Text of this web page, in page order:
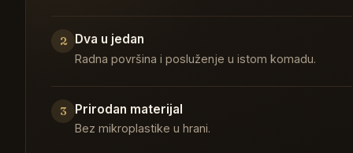
2 Dva u jedan
Radna površina i posluženje u istom komadu.
3 Prirodan materijal
Bez mikroplastike u hrani.